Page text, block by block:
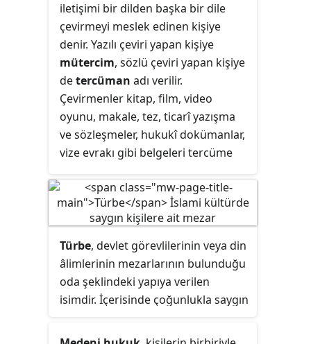
iletişimi bir dilden başka bir dile
çevirmeyi meslek edinen kişiye
denir. Yazılı çeviri yapan kişiye
mütercim, sözlü çeviri yapan kişiye
detercüman adı verilir.
Çevirmenler kitap, film, video
oyunu, makale, tez, ticarî yazışma
ve sözleşmeler, hukukî dokümanlar,
vize evrakı gibi belgeleri tercüme
seminerlerde, konferanslarda ardıl
veya eş zamanlı çeviri yapan
kişilerdir.
Türbe, devlet görevlilerinin veya din
âlimlerinin mezarlarının bulunduğu
oda şeklindeki yapıya verilen
isimdir. İçerisinde çoğunlukla saygın
tarihi mezarlar için de türbe kelimesi